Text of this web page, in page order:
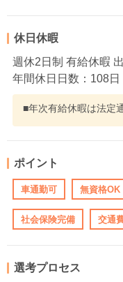
休日休暇
週休2日制 有給休暇
年間休日日数：108
■年次有給休暇は法定
ポイント
車通勤可 無資格OK
社会保険完備 交通
選考プロセス